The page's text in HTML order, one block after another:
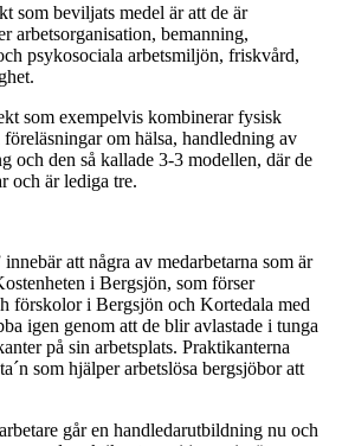
som beviljats medel är att de är
arbetsorganisation, bemanning,
psykosociala arbetsmiljön, friskvård,
som exempelvis kombinerar fysisk
om hälsa, handledning av
och den så kallade 3-3 modellen, där de
och är lediga tre.
att några av medarbetarna som är
i Bergsjön, som förser
förskolor i Bergsjön och Kortedala med
igen genom att de blir avlastade i tunga
på sin arbetsplats. Praktikanterna
som hjälper arbetslösa bergsjöbor att
går en handledarutbildning nu och